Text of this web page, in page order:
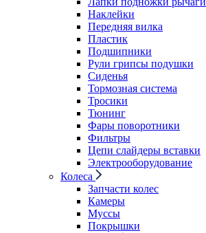
Наклейки
Передняя вилка
Пластик
Подшипники
Рули грипсы подушки
Сиденья
Тормозная система
Тросики
Тюнинг
Фары поворотники
Фильтры
Цепи слайдеры вставки
Электрооборудование
Колеса
Запчасти колес
Камеры
Муссы
Покрышки